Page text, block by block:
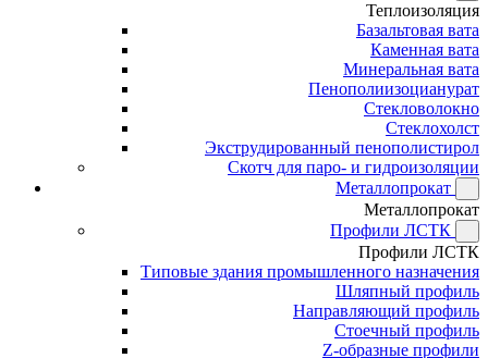
Теплоизоляция
Базальтовая вата
Каменная вата
Минеральная вата
Пенополиизоцианурат
Стекловолокно
Стеклохолст
Экструдированный пенополистирол
Скотч для паро- и гидроизоляции
Металлопрокат
Металлопрокат
Профили ЛСТК
Профили ЛСТК
Типовые здания промышленного назначения
Шляпный профиль
Направляющий профиль
Стоечный профиль
Z-образные профили